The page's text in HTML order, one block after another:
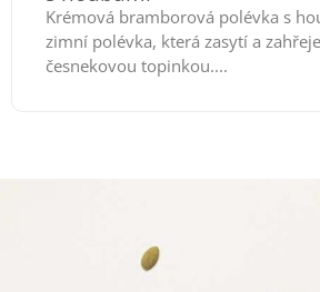
Krémová bramborová polévka s
zimní polévka, která zasytí a
česnekovou topinkou....